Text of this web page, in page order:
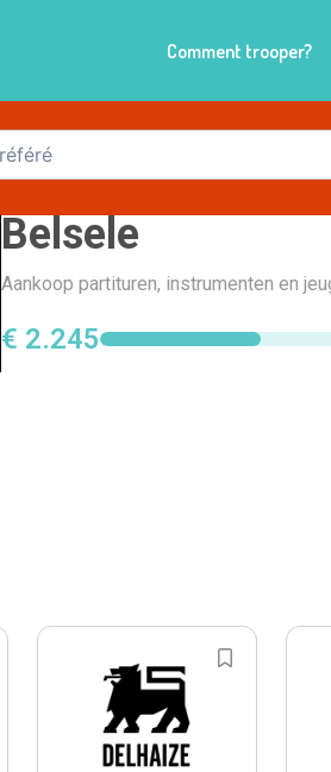
Comment trooper?
Koninklijke
Belsele
Aankoop partituren, instrumenten en
€ 2.245